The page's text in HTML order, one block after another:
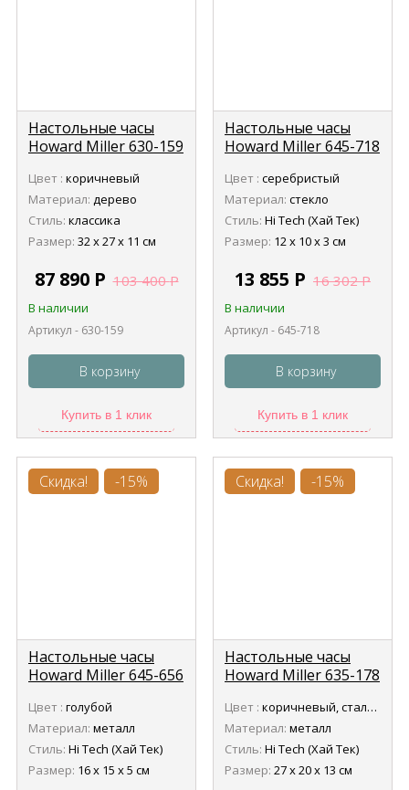
Настольные часы
Howard Miller 630-159
Цвет : коричневый
Материал: дерево
Стиль: классика
Размер: 32 х 27 х 11 см
87 890 Р 103 400Р
В наличии
Артикул - 630-159
В корзину
Купить в 1 клик
Настольные часы
Howard Miller 645-718
Цвет : серебристый
Материал: стекло
Стиль: Hi Tech (Хай Тек)
Размер: 12 х 10 х 3 см
13 855 Р 16 302Р
В наличии
Артикул - 645-718
В корзину
Купить в 1 клик
Скидка! -15%
Настольные часы
Howard Miller 645-656
Цвет : голубой
Материал: металл
Стиль: Hi Tech (Хай Тек)
Размер: 16 х 15 х 5 см
Скидка! -15%
Настольные часы
Howard Miller 635-178
Цвет : коричневый, стальной
Материал: металл
Стиль: Hi Tech (Хай Тек)
Размер: 27 х 20 х 13 см